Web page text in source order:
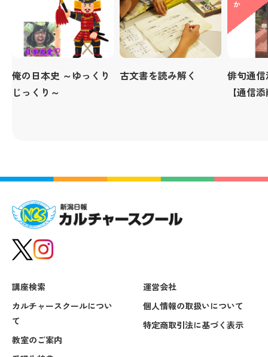
俺の日本史 ～ゆっくり
じっくり～
古文書を読み解く
か
俳句通
【通信
講座検索
カルチャースクールについ
て
教室のご案内
運営会社
個人情報の取扱いについて
特定商取引法に基づく表示